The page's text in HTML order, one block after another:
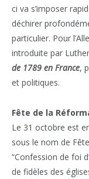
ci va s’imposer
déchirer
particulier. Pour
introduite par
de 1789 en France,
et politiques.
Fête de la
Le 31 octobre est
sous le nom de
“Confession de foi
de fidèles des